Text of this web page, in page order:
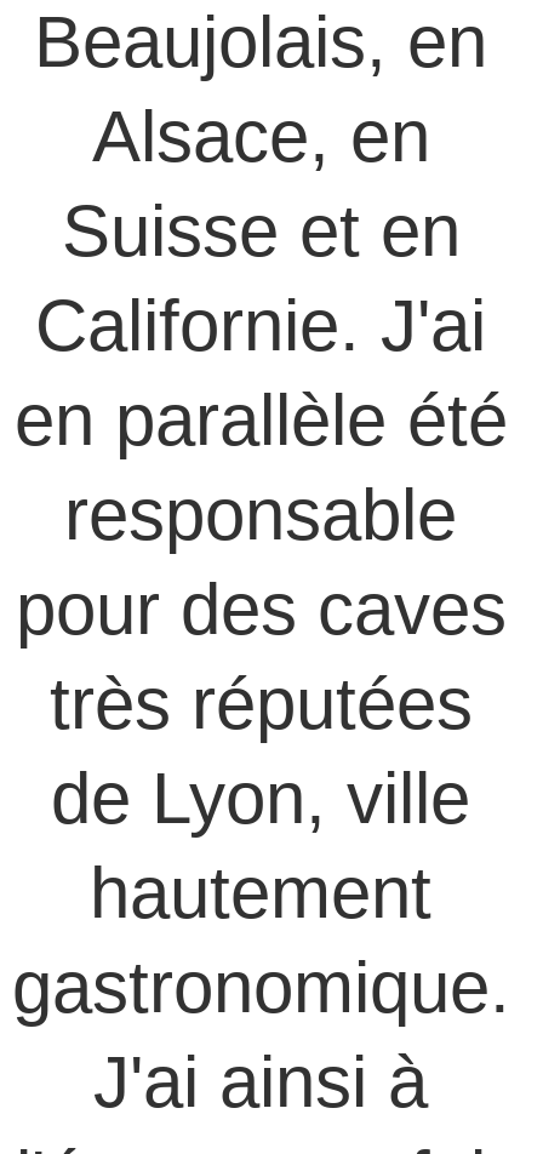
Beaujolais, en
Alsace, en
Suisse et en
Californie. J'ai
en parallèle été
responsable
pour des caves
très réputées
de Lyon, ville
hautement
gastronomique.
J'ai ainsi à